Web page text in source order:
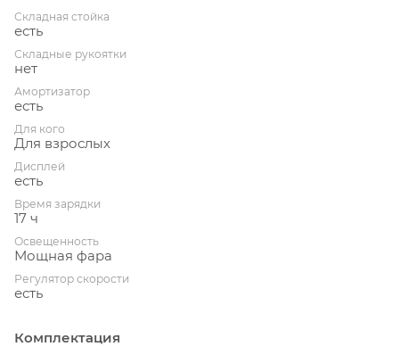
Складная стойка
есть
Складные рукоятки
нет
Амортизатор
есть
Для кого
Для взрослых
Дисплей
есть
Время зарядки
17 ч
Освещенность
Мощная фара
Регулятор скорости
есть
Комплектация